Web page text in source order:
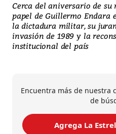
Cerca del aniversario de su
papel de Guillermo Endara
la dictadura militar, su
invasión de 1989 y la
institucional del país
Encuentra más de nuestra
de
Agrega La